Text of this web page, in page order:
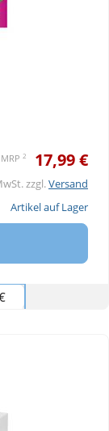
MRP 2 17,99 €
zzgl.Versand
Artikel auf Lager